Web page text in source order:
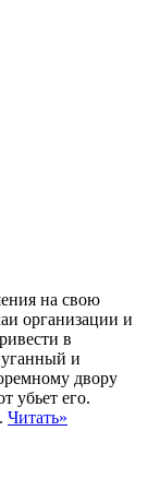
на свою
организации и
в
и
двору
убьет его.
Читать»